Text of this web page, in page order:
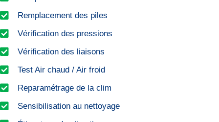
Remplacement des piles
Vérification des pressions
Vérification des liaisons
Test Air chaud / Air froid
Reparamétrage de la clim
Sensibilisation au nettoyage